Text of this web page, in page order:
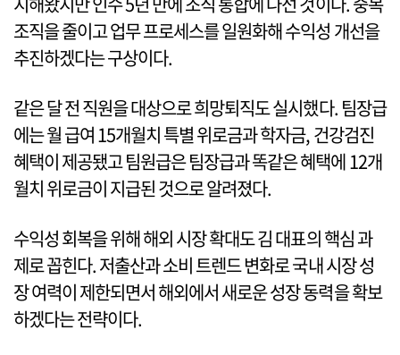
조직을 줄이고 업무 프로세스를 일원화해 수익성 개선을
추진하겠다는 구상이다.
같은 달 전 직원을 대상으로 희망퇴직도 실시했다. 팀장급
에는 월 급여 15개월치 특별 위로금과 학자금, 건강검진
혜택이 제공됐고 팀원급은 팀장급과 똑같은 혜택에 12개
월치 위로금이 지급된 것으로 알려졌다.
수익성 회복을 위해 해외 시장 확대도 김 대표의 핵심 과
제로 꼽힌다. 저출산과 소비 트렌드 변화로 국내 시장 성
장 여력이 제한되면서 해외에서 새로운 성장 동력을 확보
하겠다는 전략이다.